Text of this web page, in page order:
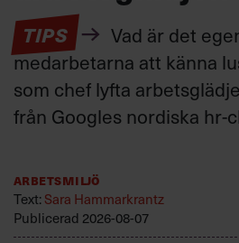
TIPS
Vad är det
medarbetarna att känna
som chef lyfta
från Googles nordiska hr-
Arbetsmiljö
Text:Sara Hammarkrantz
Publicerad 2026-08-07